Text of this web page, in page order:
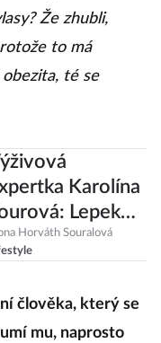
Že zhubli,
to má
té se
Karolína
Lepek
těsto, ne naše
Horváth Souralová
člověka, který se
mu, naprosto